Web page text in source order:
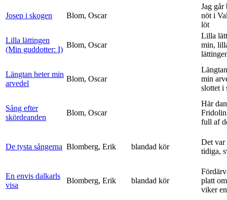
Josep i skogen Blom, Oscar
Jag går
nöt i
löt
Lilla lättingen
(Min guddotter: I)
Blom, Oscar
Lilla
min,
Längtan heter min
arvedel
Blom, Oscar
min
slottet i
Sång efter
skördeanden
Blom, Oscar
Här
full af
De tysta sångerna Blomberg, Erik blandad kör
Det var
tidiga,
En envis dalkarls
visa
Blomberg, Erik blandad kör
platt
viker